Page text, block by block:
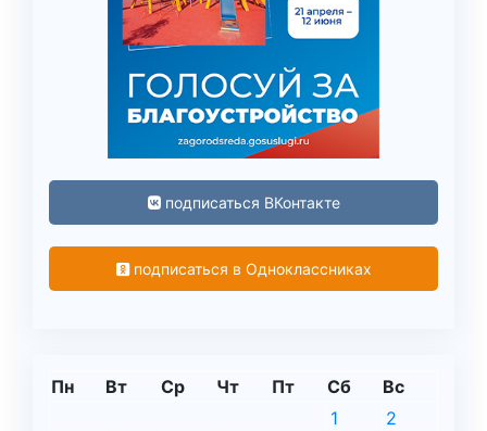
подписаться ВКонтакте
подписаться в Одноклассниках
Пн Вт Ср Чт Пт Сб Вс
1
2